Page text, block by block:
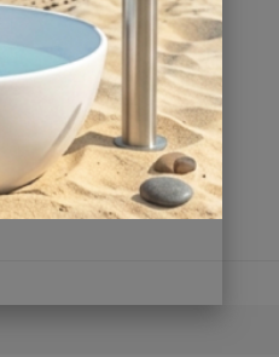
Страна: Россия
Другие характеристики
Поделиться